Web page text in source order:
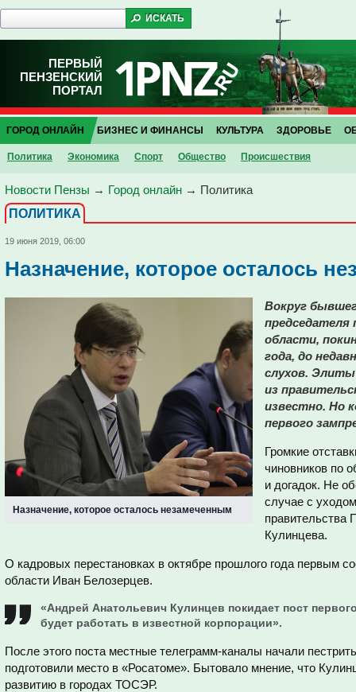
ПЕРВЫЙ
ПЕНЗЕНСКИЙ
ПОРТАЛ
ГОРОД ОНЛАЙН
Политика Экономика Спорт Общество Проиcшествия
БИЗНЕС И ФИНАНСЫ КУЛЬТУРА ЗДОРОВЬЕ
Новости Пензы → Город онлайн → Политика
ПОЛИТИКА
19 июня 2019, 06:00
Назначение, которое осталось
Назначение, которое осталось незамеченным
Вокруг
председателя
области,
года, до
слухов. Элиты
из
известно. Но
первого
Громкие
чиновников по
и догадок. Не
случае с
правительства
Кулинцева.
О кадровых перестановках в октябре прошлого года первым
области Иван Белозерцев.
«Андрей Анатольевич Кулинцев покидает пост
будет работать в известной корпорации».
После этого поста местные телеграмм-каналы начали
подготовили место в «Росатоме». Бытовало мнение, что
развитию в городах ТОСЭР.